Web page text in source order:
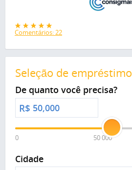
Comentários: 22
Seleção de empréstimo
De quanto você precisa?
R$
0 50 000
Cidade